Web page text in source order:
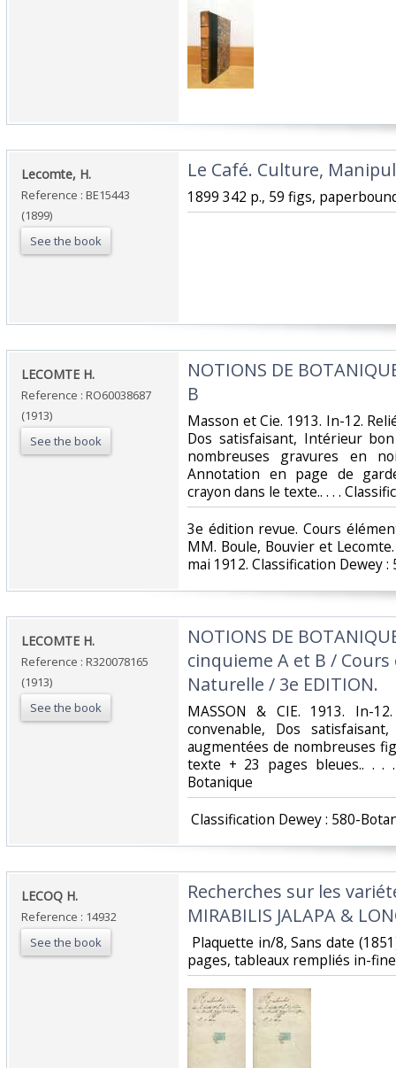
‎Lecomte, H.‎
Reference : BE15443
(1899)
See the book
‎Le Café. Culture,
‎1899 342 p., 59 figs,
‎LECOMTE H.‎
Reference : RO60038687
(1913)
See the book
‎NOTIONS DE
B‎
‎Masson et Cie. 1913. In-12.
Dos satisfaisant, Intérieur
nombreuses gravures en
Annotation en page de
crayon dans le texte.. . . .
‎3e édition revue. Cours
MM. Boule, Bouvier et
mai 1912. Classification Dewey
‎LECOMTE H.‎
Reference : R320078165
(1913)
See the book
‎NOTIONS DE
cinquieme A et B /
Naturelle / 3e EDITION.‎
‎MASSON & CIE. 1913. In-
convenable, Dos
augmentées de nombreuses
texte + 23 pages bleues.. . .
Botanique‎
Classification Dewey : 580-
‎LECOQ H. ‎
Reference : 14932
See the book
‎Recherches sur les
MIRABILIS JALAPA &
Plaquette in/8, Sans date
pages, tableaux rempliés in-